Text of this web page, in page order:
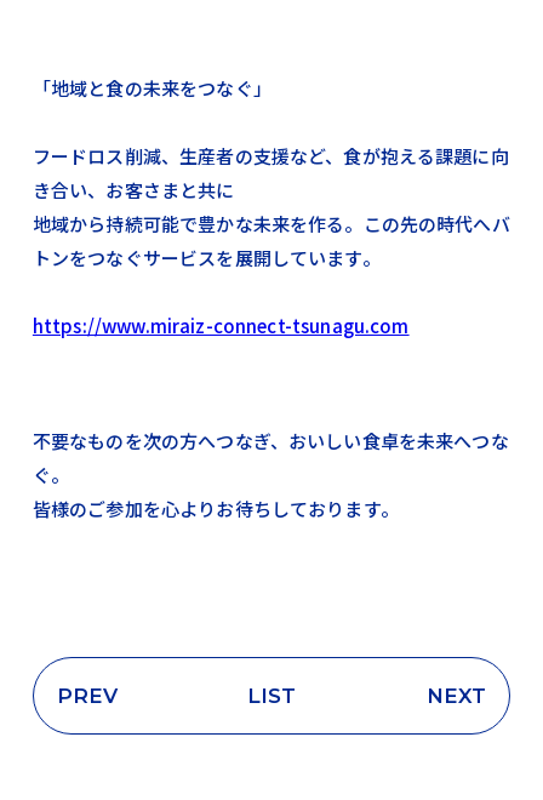
「地域と食の未来をつなぐ」
フードロス削減、生産者の支援など、食が抱える課題に向
き合い、お客さまと共に
地域から持続可能で豊かな未来を作る。この先の時代へバ
トンをつなぐサービスを展開しています。
https://www.miraiz-connect-tsunagu.com
不要なものを次の方へつなぎ、おいしい食卓を未来へつな
ぐ。
皆様のご参加を心よりお待ちしております。
PREV LIST NEXT